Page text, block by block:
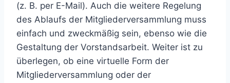
(z. B. per E-Mail). Auch die weitere Regelung
des Ablaufs der Mitgliederversammlung muss
einfach und zweckmäßig sein, ebenso wie die
Gestaltung der Vorstandsarbeit. Weiter ist zu
überlegen, ob eine virtuelle Form der
Mitgliederversammlung oder der